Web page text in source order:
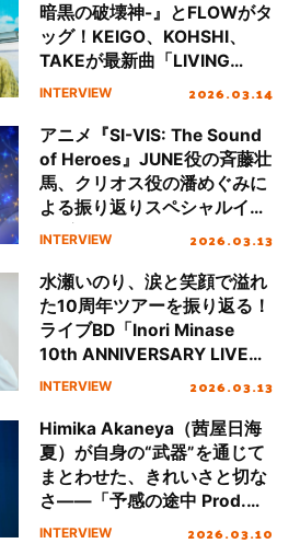
暗黒の破壊神-』とFLOWがタ
ッグ！KEIGO、KOHSHI、
TAKEが最新曲「LIVING
DEAD」の制作秘話を語る。
INTERVIEW 2026.03.14
アニメ『SI-VIS: The Sound
of Heroes』JUNE役の斉藤壮
馬、クリオス役の潘めぐみに
よる振り返りスペシャルイン
タビュー！
INTERVIEW 2026.03.13
水瀬いのり、涙と笑顔で溢れ
た10周年ツアーを振り返る！
ライブBD「Inori Minase
10th ANNIVERSARY LIVE
TOUR Travel Record」ロン
INTERVIEW 2026.03.13
Himika Akaneya（茜屋日海
夏）が自身の“武器”を通じて
まとわせた、きれいさと切な
さ――「予感の途中 Prod.
☆Taku Takahashi (m-flo)」
INTERVIEW 2026.03.10